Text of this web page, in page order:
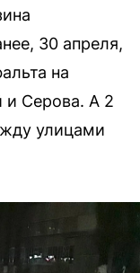
30 апреля,
на
и Серова. А 2
улицами